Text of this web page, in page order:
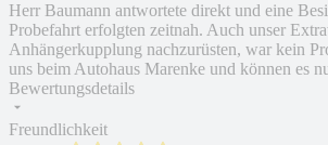
Herr Baumann antwortete direkt und eine
Probefahrt erfolgten zeitnah. Auch unser
Anhängerkupplung nachzurüsten, war kein
uns beim Autohaus Marenke und können es
Bewertungsdetails
Freundlichkeit